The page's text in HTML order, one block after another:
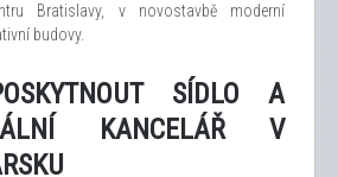
Bratislavy, v novostavbě moderní
budovy.
SÍDLO A
KANCELÁŘ V